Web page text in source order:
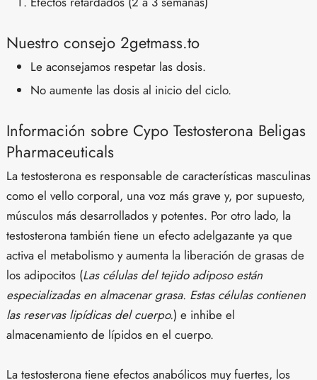
Nuestro consejo 2getmass.to
Le aconsejamos respetar las dosis.
No aumente las dosis al inicio del ciclo.
Información sobre Cypo Testosterona Beligas
Pharmaceuticals
La testosterona es responsable de características masculinas
como el vello corporal, una voz más grave y, por supuesto,
músculos más desarrollados y potentes. Por otro lado, la
testosterona también tiene un efecto adelgazante ya que
activa el metabolismo y aumenta la liberación de grasas de
los adipocitos (Las células del tejido adiposo están
especializadas en almacenar grasa. Estas células contienen
las reservas lipídicas del cuerpo.) e inhibe el
almacenamiento de lípidos en el cuerpo.
La testosterona tiene efectos anabólicos muy fuertes, los